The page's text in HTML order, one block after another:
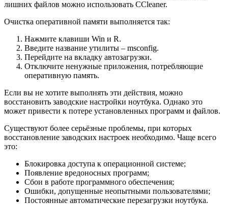
лишних файлов можно использовать CCleaner.
Очистка оперативной памяти выполняется так:
Нажмите клавиши Win и R.
Введите название утилиты – msconfig.
Перейдите на вкладку автозагрузки.
Отключите ненужные приложения, потребляющие
оперативную память.
Если вы не хотите выполнять эти действия, можно
восстановить заводские настройки ноутбука. Однако это
может привести к потере установленных программ и файлов.
Существуют более серьёзные проблемы, при которых
восстановление заводских настроек необходимо. Чаще всего
это:
Блокировка доступа к операционной системе;
Появление вредоносных программ;
Сбои в работе программного обеспечения;
Ошибки, допущенные неопытными пользователями;
Постоянные автоматические перезагрузки ноутбука.